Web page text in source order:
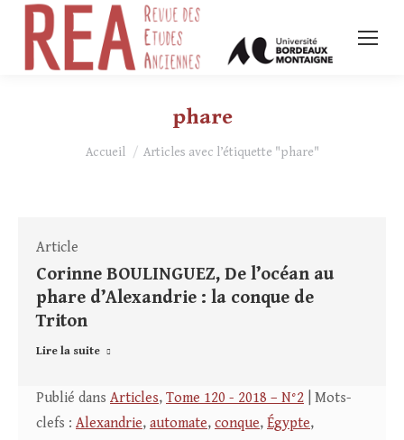
phare
Vous êtes ici :
Accueil Articles avec l’étiquette "phare"
Article
Corinne BOULINGUEZ, De l’océan au
phare d’Alexandrie : la conque de
Triton
Lire la suite
Publié dans Articles, Tome 120 - 2018 – N°2 | Mots-
clefs : Alexandrie, automate, conque, Égypte,